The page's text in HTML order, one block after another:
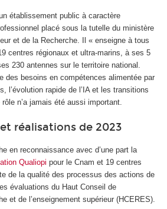
établissement public à caractère
placé sous la tutelle du ministère
et de la Recherche. Il « enseigne à tous
centres régionaux et ultra-marins, à ses 5
230 antennes sur le territoire national.
des besoins en compétences alimentée par
l’évolution rapide de l’IA et les transitions
n’a jamais été aussi important.
réalisations de 2023
en reconnaissance avec d’une part la
Qualiopi pour le Cnam et 19 centres
de la qualité des processus des actions de
évaluations du Haut Conseil de
et de l’enseignement supérieur (HCERES).